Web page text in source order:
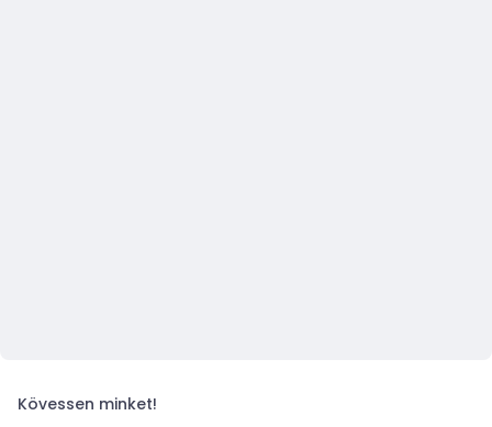
Kövessen minket!